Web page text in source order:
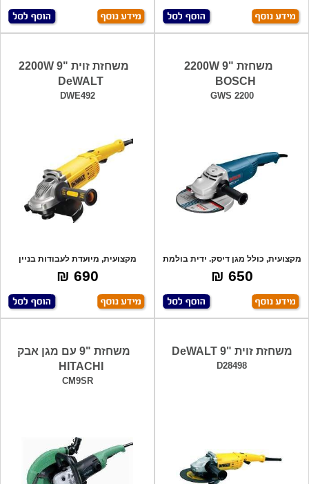
משחזת "9 2200W
BOSCH
GWS 2200
מקצועית, כולל מגן דיסק. ידית בולמת
זעזוע
650 ₪
משחזת זוית "9 2200W
DeWALT
DWE492
מקצועית, מיועדת לעבודות בניין
ותעשייה, מ
690 ₪
משחזת זוית "9 DeWALT
D28498
משחזת "9 עם מגן אבק
HITACHI
CM9SR